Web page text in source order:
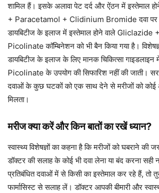
शामिल हैं। इसके अलावा पेट दर्द और ऐंठन में इस्तेमाल
+ Paracetamol + Clidinium Bromide दवा पर
डायबिटीज के इलाज में इस्तेमाल होने वाले
Picolinate कॉम्बिनेशन को भी बैन किया गया है।
डायबिटीज के इलाज के लिए मानक चिकित्सा
Picolinate के उपयोग की सिफारिश नहीं की जाती।
दवाओं के कुछ घटकों को एक साथ देने से मरीजों को कोई
मिलता।
मरीज क्या करें और किन बातों का रखें ध्यान?
स्वास्थ्य विशेषज्ञों का कहना है कि मरीजों को घबराने की
डॉक्टर की सलाह के कोई भी दवा लेना या बंद करना
प्रतिबंधित दवाओं में से किसी का इस्तेमाल कर रहे हैं, तो
फार्मासिस्ट से सलाह लें। डॉक्टर आपकी बीमारी और